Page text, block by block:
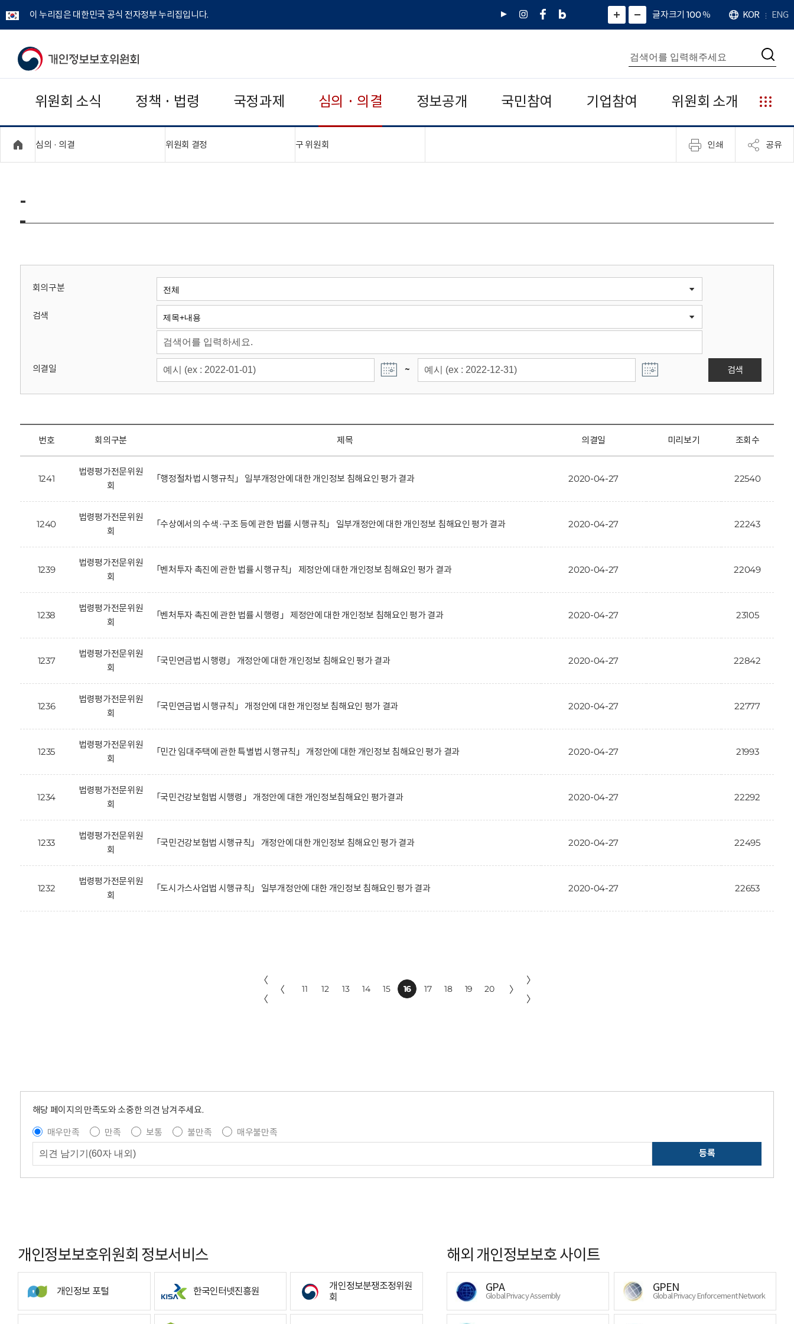
이 누리집은 대한민국 공식 전자정부 누리집입니다.
유
인
페
네
그
)
화
면
면
소
확
대
치
글자크기 100%
언
어
KOR ENG
개
보
보
위
회
통
합
검
색
검
위원회 소식 정책 · 법령 국정과제 심의 · 의결 정보공개 국민참여 기업참여 위원회 소개
누
리
집
안
심의 · 의결 위원회 결정 구 위원회 인쇄 공유
-
회의구분
검색
의결일 ~ 검색
번호 회의구분 제목 의결일 미리보기 조회수
1241
법령평가전문위원
회
「행정절차법 시행규칙」 일부개정안에 대한 개인정보 침해요인 평가 결과 2020-04-27 22540
1240
법령평가전문위원
회
「수상에서의 수색·구조 등에 관한 법률 시행규칙」 일부개정안에 대한 개인정보 침해요인 평가 결과 2020-04-27 22243
1239
법령평가전문위원
회
「벤처투자 촉진에 관한 법률 시행규칙」 제정안에 대한 개인정보 침해요인 평가 결과 2020-04-27 22049
1238
법령평가전문위원
회
「벤처투자 촉진에 관한 법률 시행령」 제정안에 대한 개인정보 침해요인 평가 결과 2020-04-27 23105
1237
법령평가전문위원
회
「국민연금법 시행령」 개정안에 대한 개인정보 침해요인 평가 결과 2020-04-27 22842
1236
법령평가전문위원
회
「국민연금법 시행규칙」 개정안에 대한 개인정보 침해요인 평가 결과 2020-04-27 22777
1235
법령평가전문위원
회
「민간 임대주택에 관한 특별법 시행규칙」 개정안에 대한 개인정보 침해요인 평가 결과 2020-04-27 21993
1234
법령평가전문위원
회
「국민건강보험법 시행령」 개정안에 대한 개인정보침해요인 평가결과 2020-04-27 22292
1233
법령평가전문위원
회
「국민건강보험법 시행규칙」 개정안에 대한 개인정보 침해요인 평가 결과 2020-04-27 22495
1232
법령평가전문위원
회
「도시가스사업법 시행규칙」 일부개정안에 대한 개인정보 침해요인 평가 결과 2020-04-27 22653
〈
〈
〈 11 12 13 14 15 16 17 18 19 20 〉
〉
〉
해당 페이지의 만족도와 소중한 의견 남겨주세요.
매우만족
만족 보통 불만족
매우불만족
등록
개인정보보호위원회 정보서비스
개인정보 포털 한국인터넷진흥원
개인정보분쟁조정위원
회
해외 개인정보보호 사이트
GPA
Global Privacy Assembly
GPEN
Global Privacy Enforcement Network